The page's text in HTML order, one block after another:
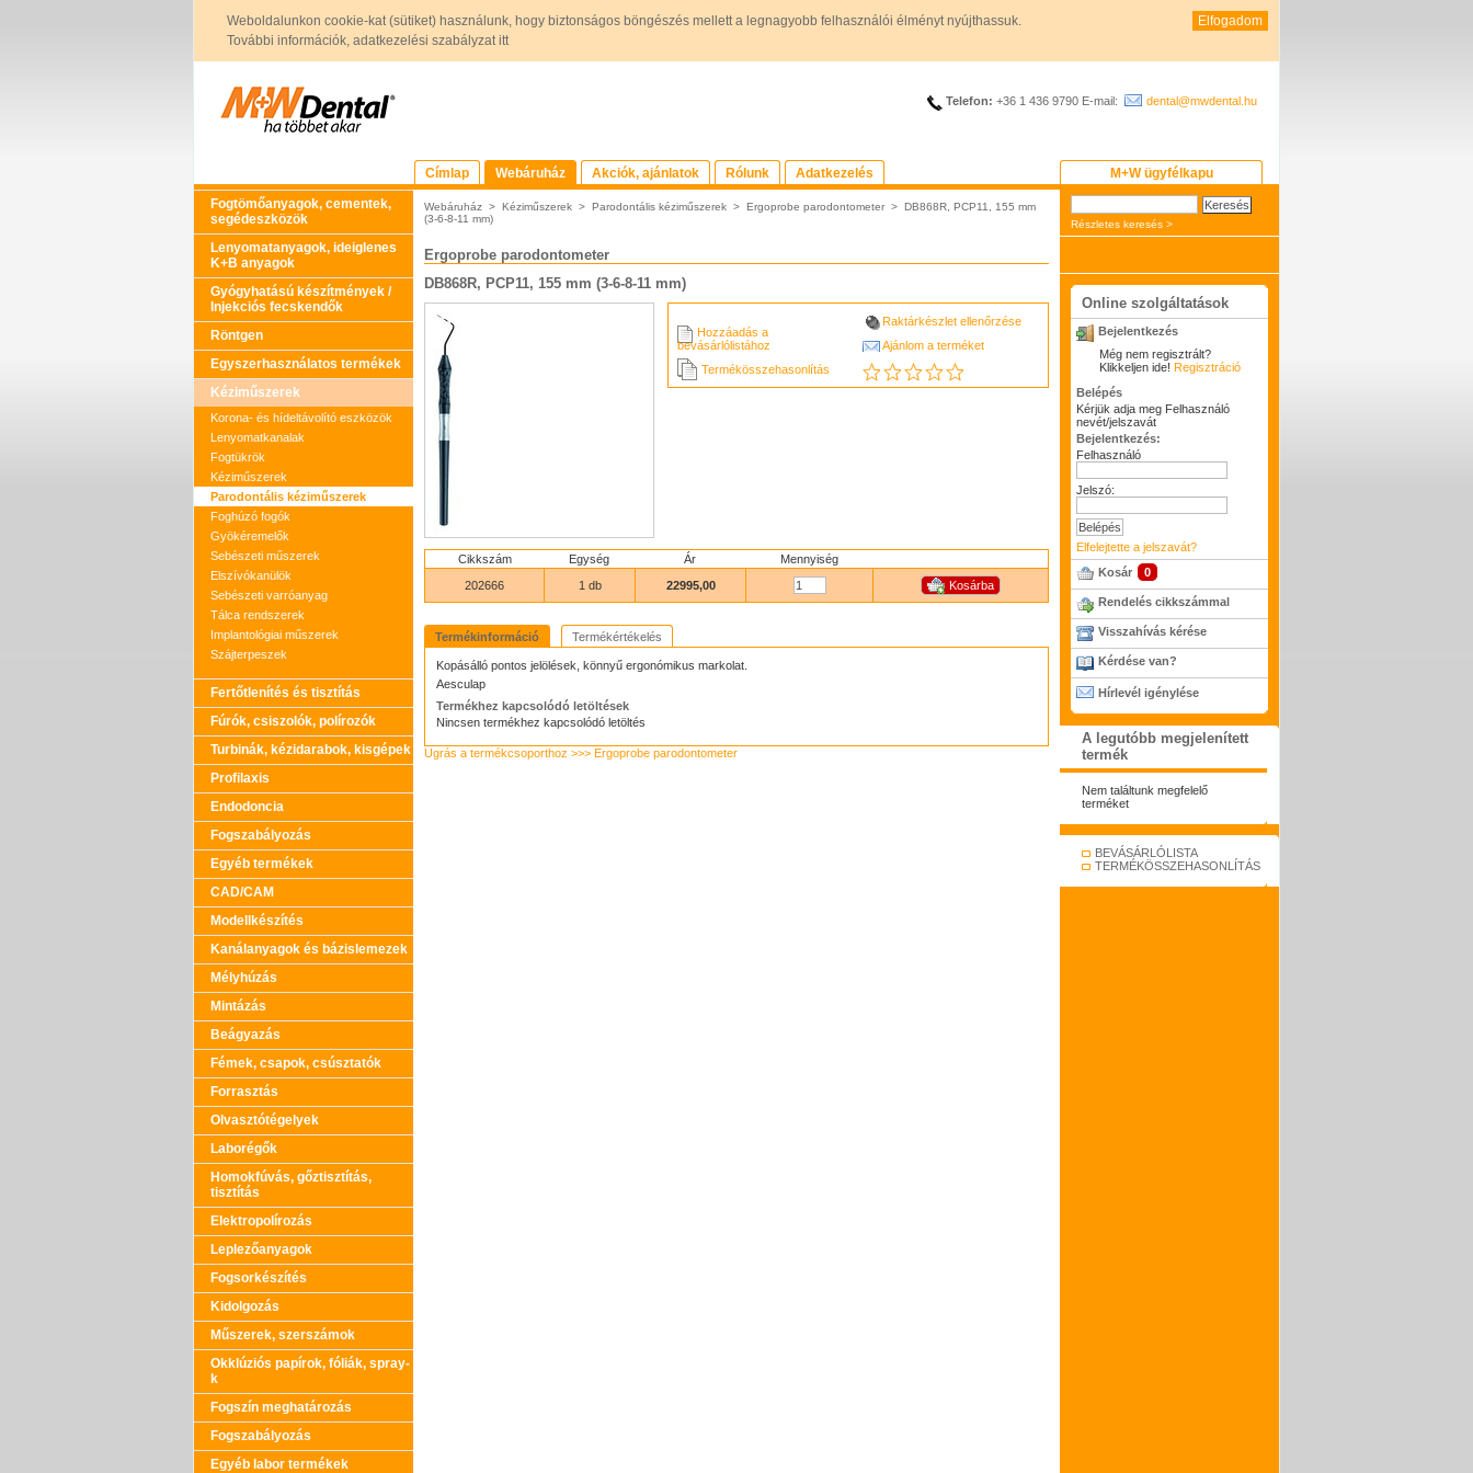
Weboldalunkon cookie-kat (sütiket) használunk, hogy biztonságos böngészés mellett a legnagyobb felhasználói élményt nyújthassuk.
További információk, adatkezelési szabályzat itt
Elfogadom
Telefon: +36 1 436 9790 E-mail: dental@mwdental.hu
Címlap Webáruház Akciók, ajánlatok Rólunk Adatkezelés
M+W ügyfélkapu
Fogtömőanyagok, cementek,
segédeszközök
Lenyomatanyagok, ideiglenes
K+B anyagok
Gyógyhatású készítmények /
Injekciós fecskendők
Röntgen
Egyszerhasználatos termékek
Kéziműszerek
Korona- és hídeltávolító eszközök
Lenyomatkanalak
Fogtükrök
Kéziműszerek
Parodontális kéziműszerek
Foghúzó fogók
Gyökéremelők
Sebészeti műszerek
Elszívókanülök
Sebészeti varróanyag
Tálca rendszerek
Implantológiai műszerek
Szájterpeszek
Fertőtlenítés és tisztítás
Fúrók, csiszolók, polírozók
Turbinák, kézidarabok, kisgépek
Profilaxis
Endodoncia
Fogszabályozás
Egyéb termékek
CAD/CAM
Modellkészítés
Kanálanyagok és bázislemezek
Mélyhúzás
Mintázás
Beágyazás
Fémek, csapok, csúsztatók
Forrasztás
Olvasztótégelyek
Laborégők
Homokfúvás, gőztisztítás,
tisztítás
Elektropolírozás
Leplezőanyagok
Fogsorkészítés
Kidolgozás
Műszerek, szerszámok
Okklúziós papírok, fóliák, spray-
k
Fogszín meghatározás
Fogszabályozás
Egyéb labor termékek
Webáruház > Kéziműszerek > Parodontális kéziműszerek > Ergoprobe parodontometer > DB868R, PCP11, 155 mm
(3-6-8-11 mm)
Ergoprobe parodontometer
DB868R, PCP11, 155 mm (3-6-8-11 mm)
Hozzáadás a
bevásárlólistához
Termékösszehasonlítás
Raktárkészlet ellenőrzése
Ajánlom a terméket
Cikkszám Egység Ár
Mennyiség
202666
1 db 22995,00
Termékinformáció Termékértékelés
Kopásálló pontos jelölések, könnyű ergonómikus markolat.
Aesculap
Termékhez kapcsolódó letöltések
Nincsen termékhez kapcsolódó letöltés
Ugrás a termékcsoporthoz >>> Ergoprobe parodontometer
Részletes keresés >
Online szolgáltatások
Bejelentkezés
Még nem regisztrált?
Klikkeljen ide! Regisztráció
Belépés
Kérjük adja meg Felhasználó
nevét/jelszavát
Bejelentkezés:
Felhasználó
Jelszó:
Elfelejtette a jelszavát?
Kosár
0
Rendelés cikkszámmal
Visszahívás kérése
Kérdése van?
Hírlevél igénylése
A legutóbb megjelenített
termék
Nem találtunk megfelelő
terméket
BEVÁSÁRLÓLISTA
TERMÉKÖSSZEHASONLÍTÁS